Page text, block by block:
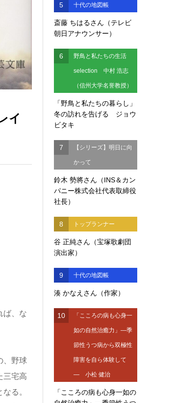
イ
ば、な
、野球
三宅高
る。
5 十代の地図帳
斎藤 ちはるさん（テレビ
朝日アナウンサー）
6 野鳥と私たちの生活
selection 中村 浩志
（信州大学名誉教授）
「野鳥と私たちの暮らし」
冬の訪れを告げる ジョウ
ビタキ
7 【シリーズ】明日に向
かって
鈴木 勢將さん（INS＆カン
パニー株式会社代表取締役
社長）
8 トップランナー
谷 正純さん（宝塚歌劇団
演出家）
9 十代の地図帳
湊 かなえさん（作家）
10 「こころの病も心身一
如の自然治癒力」―季
節性うつ病から双極性
障害を自ら体験して
― 小松 健治
「こころの病も心身一如の